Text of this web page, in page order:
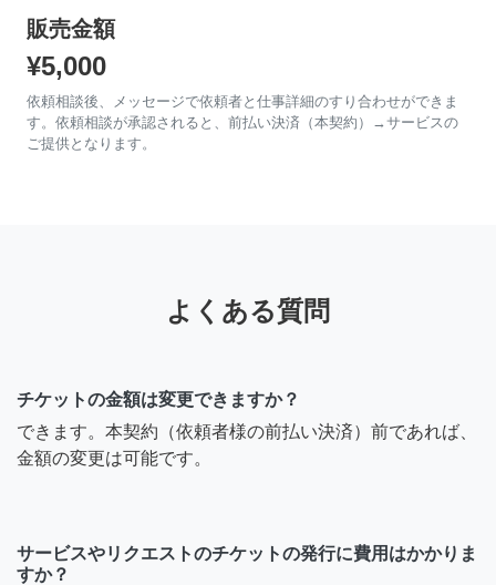
販売金額
¥5,000
依頼相談後、メッセージで依頼者と仕事詳細のすり合わせができま
す。依頼相談が承認されると、前払い決済（本契約）→サービスの
ご提供となります。
よくある質問
チケットの金額は変更できますか？
できます。本契約（依頼者様の前払い決済）前であれば、
金額の変更は可能です。
サービスやリクエストのチケットの発行に費用はかかりま
すか？